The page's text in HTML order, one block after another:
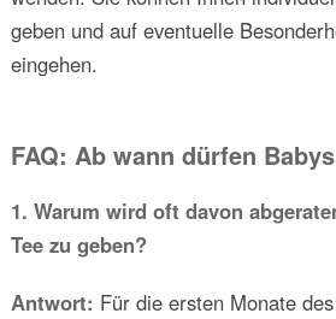
geben und auf eventuelle
eingehen.
FAQ: Ab wann dürfen
1. Warum wird oft davon
Tee zu geben?
Antwort: Für die ersten Monate